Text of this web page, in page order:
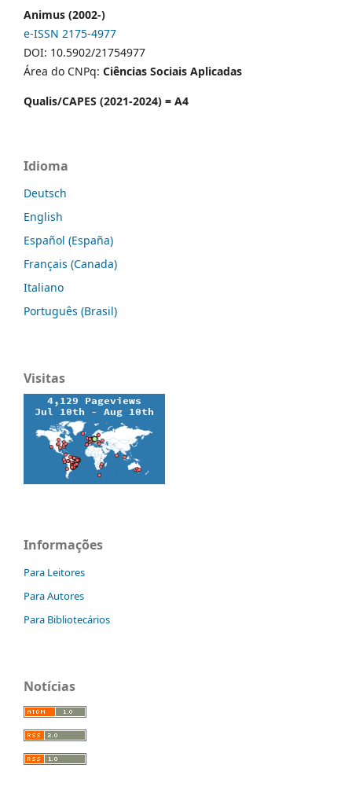
Animus (2002-)
e-ISSN 2175-4977
DOI: 10.5902/21754977
Área do CNPq: Ciências Sociais Aplicadas
Qualis/CAPES (2021-2024) = A4
Idioma
Deutsch
English
Español (España)
Français (Canada)
Italiano
Português (Brasil)
Visitas
Informações
Para Leitores
Para Autores
Para Bibliotecários
Notícias